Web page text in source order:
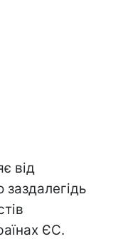
від
заздалегідь
ЄС.